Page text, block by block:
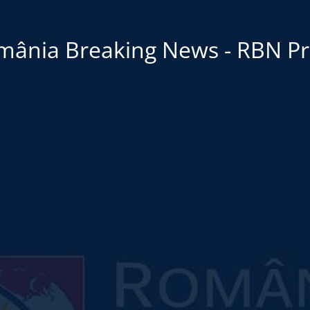
Breaking News - RBN